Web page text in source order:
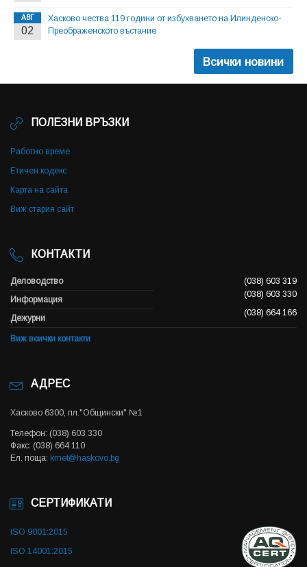
АВГ
02
Хасково чества 119 години от избухването на Илинденско-
Преображенското въстание
Всички новини
ПОЛЕЗНИ ВРЪЗКИ
Работно време
Етичен кодекс
Карта на сайта
Виж стария сайт
КОНТАКТИ
Деловодство
(038) 603 319
Информация
(038) 603 330
Дежурни
(038) 664 166
Виж всички контакти
АДРЕС
Хасково 6300, пл."Общински" №1
Телефон: (038) 603 330
Факс: (038) 664 110
Ел. поща: kmet@haskovo.bg
СЕРТИФИКАТИ
ISO 9001:2015
ISO 14001:2015